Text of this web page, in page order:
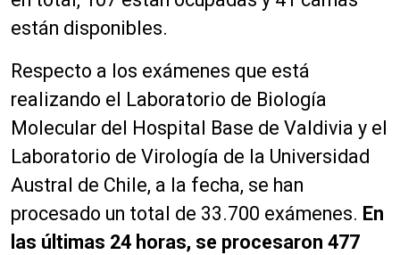
están disponibles.
Respecto a los exámenes que está
realizando el Laboratorio de Biología
Molecular del Hospital Base de Valdivia y el
Laboratorio de Virología de la Universidad
Austral de Chile, a la fecha, se han
procesado un total de 33.700 exámenes. En
las últimas 24 horas, se procesaron 477